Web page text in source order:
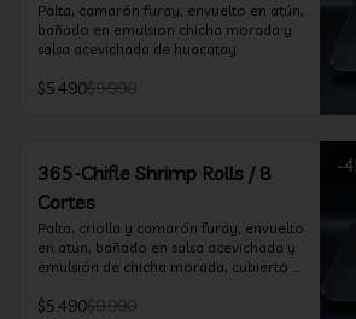
Palta, camarón furay, envuelto en atún,
bañado en emulsion chicha morada y
salsa acevichada de huacatay
$5.490$9.990
-
365-Chifle Shrimp Rolls / 8
Cortes
Palta, criolla y camarón furay, envuelto
en atún, bañado en salsa acevichada y
emulsión de chicha morada, cubierto
$5.490$9.990